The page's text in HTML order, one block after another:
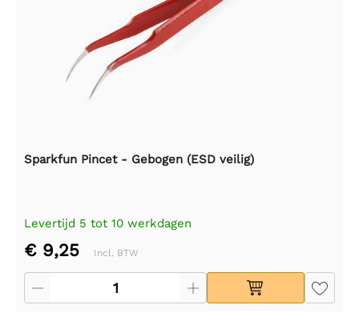
Sparkfun Pincet - Gebogen (ESD veilig)
Levertijd 5 tot 10 werkdagen
€ 9,25 Incl. BTW